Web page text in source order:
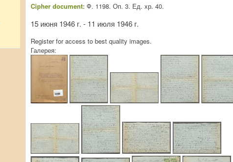
Cipher document: Ф. 1198. Оп. 3. Ед. хр. 40.
15 июня 1946 г. - 11 июля 1946 г.
Register for access to best quality images.
Галерея: